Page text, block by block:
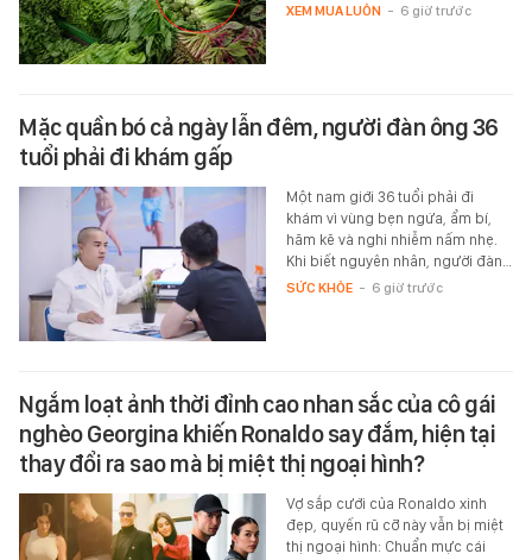
XEM MUA LUÔN - 6 giờ trước
Mặc quần bó cả ngày lẫn đêm, người đàn ông 36
tuổi phải đi khám gấp
Một nam giới 36 tuổi phải đi
khám vì vùng bẹn ngứa, ẩm bí,
hăm kẽ và nghi nhiễm nấm nhẹ.
Khi biết nguyên nhân, người đàn…
SỨC KHỎE - 6 giờ trước
Ngắm loạt ảnh thời đỉnh cao nhan sắc của cô gái
nghèo Georgina khiến Ronaldo say đắm, hiện tại
thay đổi ra sao mà bị miệt thị ngoại hình?
Vợ sắp cưới của Ronaldo xinh
đẹp, quyến rũ cỡ này vẫn bị miệt
thị ngoại hình: Chuẩn mực cái